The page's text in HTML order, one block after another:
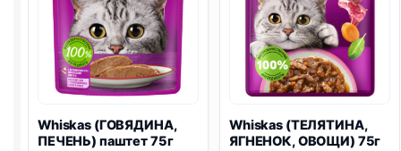
Whiskas (ГОВЯДИНА,
ПЕЧЕНЬ) паштет 75г
Whiskas (ТЕЛЯТИНА,
ЯГНЕНОК, ОВОЩИ) 75г